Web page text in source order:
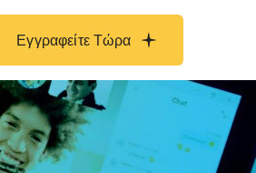
Εγγραφείτε Τώρα